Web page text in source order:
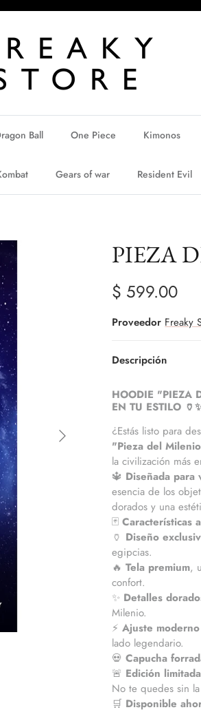
Ball One Piece Kimonos
Gears of war Resident Evil
PIEZA
$ 599.00
Proveedor Freaky
Descripción
HOODIE "PIEZA
EN TU ESTILO
¿Estás listo para
"Pieza del
la civilización más
🔱 Diseñada para
esencia de los
dorados y una
🃏Características
🏺 Diseño
egipcias.
🔥Tela premium,
confort.
✨ Detalles
Milenio.
⚡Ajuste
lado legendario.
💀Capucha
🚨 Edición limitada
No te quedes sin
🛒 Disponible